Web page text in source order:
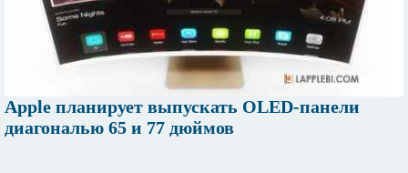
Apple планирует выпускать OLED-панели
диагональю 65 и 77 дюймов